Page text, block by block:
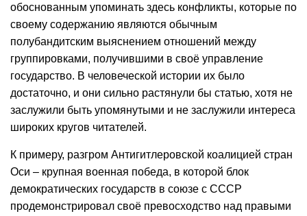
обоснованным упоминать здесь конфликты, которые по
своему содержанию являются обычным
полубандитским выяснением отношений между
группировками, получившими в своё управление
государство. В человеческой истории их было
достаточно, и они сильно растянули бы статью, хотя не
заслужили быть упомянутыми и не заслужили интереса
широких кругов читателей.
К примеру, разгром Антигитлеровской коалицией стран
Оси – крупная военная победа, в которой блок
демократических государств в союзе с СССР
продемонстрировал своё превосходство над правыми